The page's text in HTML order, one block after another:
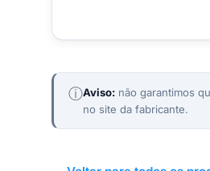
ⓘAviso:não garantimos
no site da fabricante.